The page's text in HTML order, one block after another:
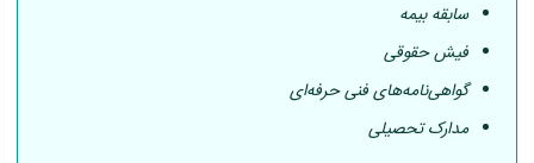
سابقه بیمه
فیش حقوقی
گواهی‌نامه‌های فنی حرفه‌ای
مدارک تحصیلی